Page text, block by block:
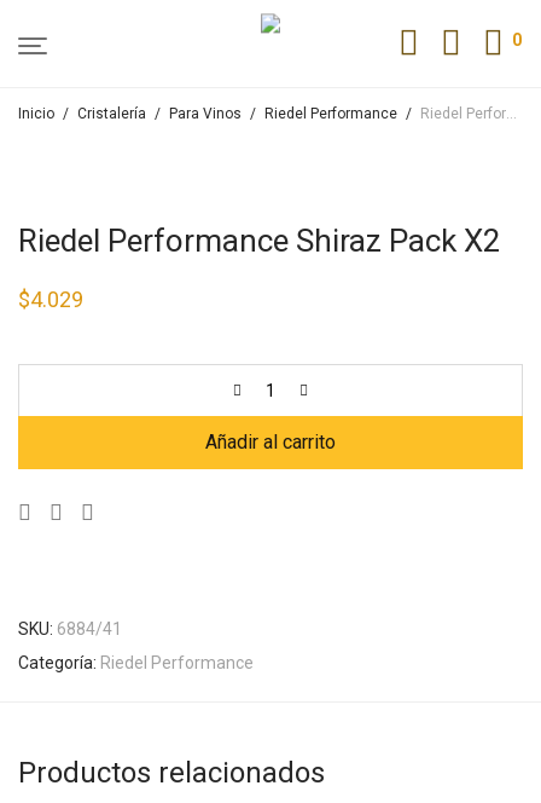
0
Inicio / Cristalería / Para Vinos / Riedel Performance / Riedel Performance Shiraz Pack X2
Riedel Performance Shiraz Pack X2
$4.029
Añadir al carrito
SKU: 6884/41
Categoría: Riedel Performance
Productos relacionados